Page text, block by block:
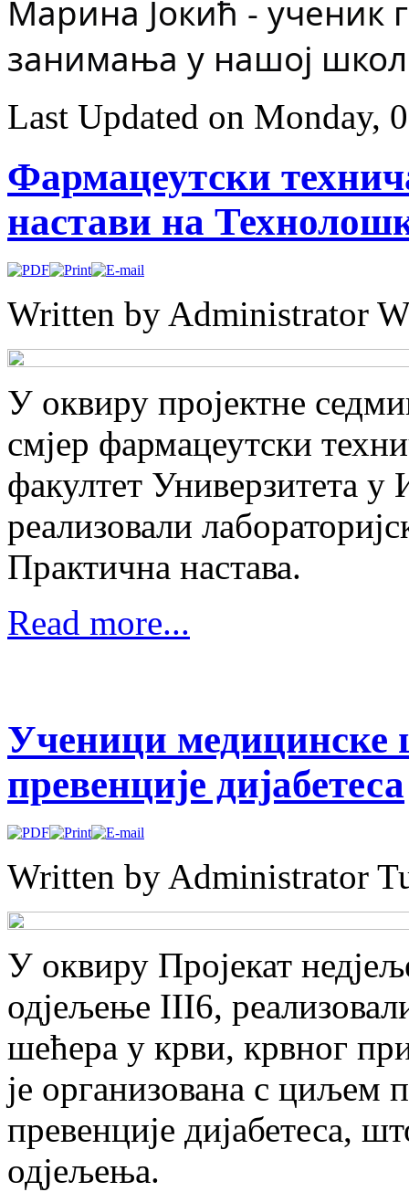
Марина Јокић - ученик
занимања у нашој
Last Updated on Monday,
Фармацеутски
настави на
Written by Administrator
У оквиру пројектне
смјер фармацеутски
факултет Универзитета у
реализовали
Практична настава.
Read more...
Ученици медицинске
превенције дијабетеса
Written by Administrator
У оквиру Пројекат
одјељење III6,
шећера у крви, крвног
је организована с циљем
превенције дијабетеса,
одјељења.